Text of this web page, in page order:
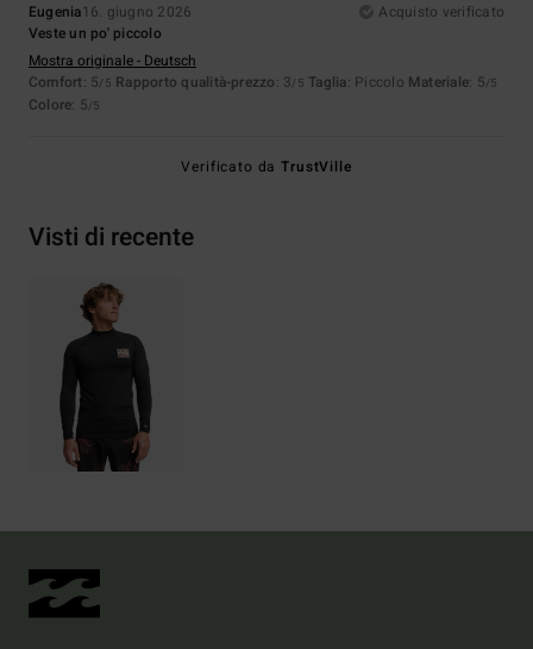
Eugenia16. giugno 2026
Acquisto verificato
Veste un po' piccolo
Mostra originale - Deutsch
Comfort: 5/5 Rapporto qualità-prezzo: 3/5 Taglia: Piccolo Materiale: 5/5
Colore: 5/5
Verificato daTrustVille
Visti di recente